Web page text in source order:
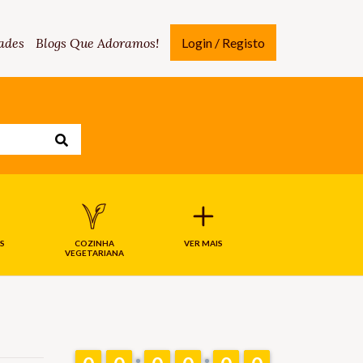
Blogs Que Adoramos! Login / Registo
COZINHA
VEGETARIANA
VER MAIS